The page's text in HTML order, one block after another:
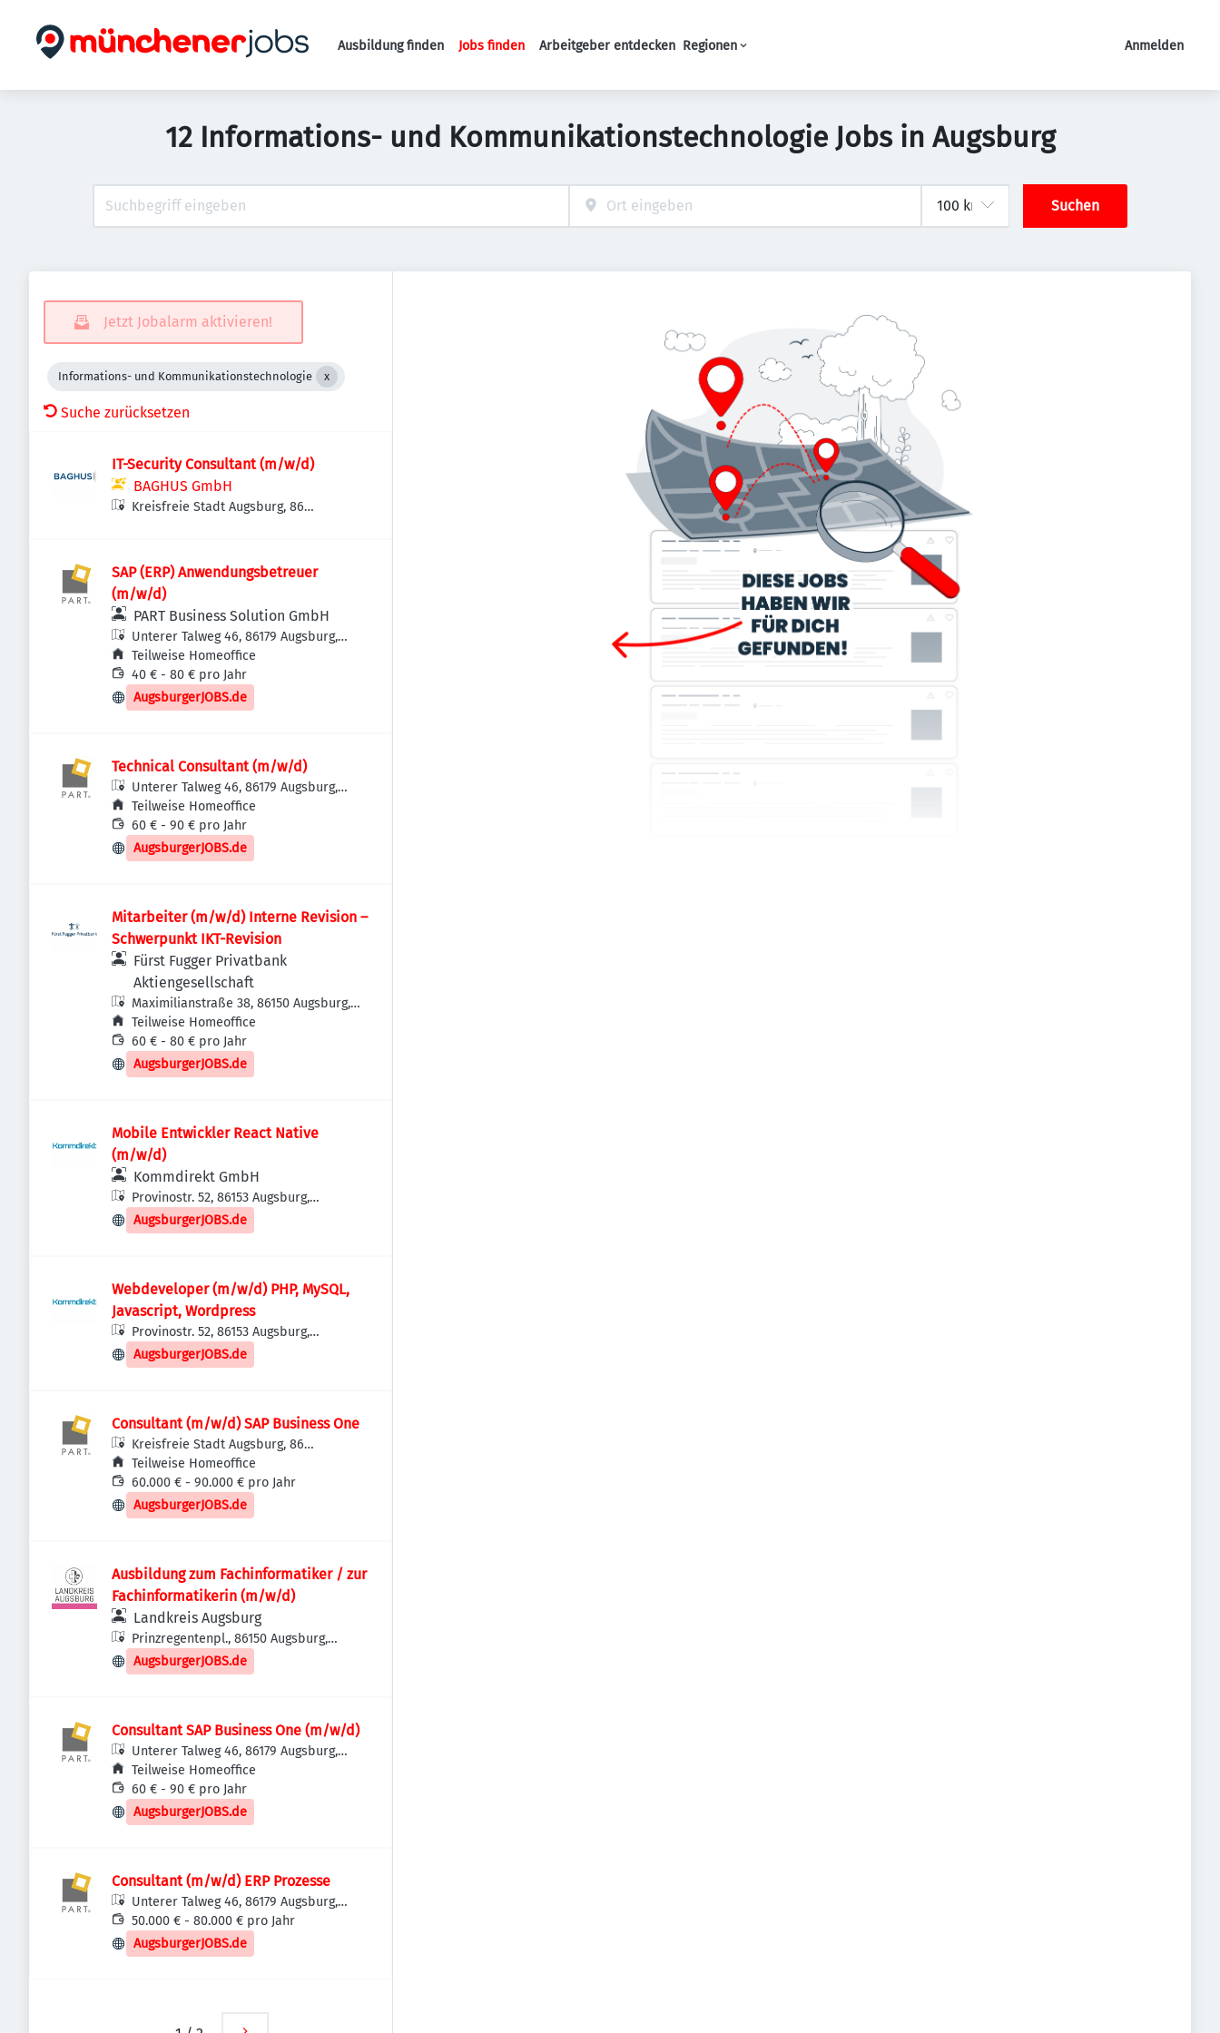
Haupt-Navigation
Ausbildung finden Jobs finden Arbeitgeber entdecken Regionen Anmelden
12 Informations- und Kommunikationstechnologie Jobs in Augsburg
Suchen
Jetzt Jobalarm aktivieren!
Informations- und Kommunikationstechnologie
Suche zurücksetzen
IT-Security Consultant (m/w/d)
BAGHUS GmbH
Kreisfreie Stadt Augsburg, 86
SAP (ERP) Anwendungsbetreuer
(m/w/d)
PART Business Solution GmbH
Unterer Talweg 46, 86179 Augsburg,
Deutschland
Teilweise Homeoffice
40 € - 80 € pro Jahr
AugsburgerJOBS.de
Technical Consultant (m/w/d)
Unterer Talweg 46, 86179 Augsburg,
Deutschland
Teilweise Homeoffice
60 € - 90 € pro Jahr
AugsburgerJOBS.de
Mitarbeiter (m/w/d) Interne Revision –
Schwerpunkt IKT-Revision
Fürst Fugger Privatbank
Aktiengesellschaft
Maximilianstraße 38, 86150 Augsburg,
Deutschland
Teilweise Homeoffice
60 € - 80 € pro Jahr
AugsburgerJOBS.de
Mobile Entwickler React Native
(m/w/d)
Kommdirekt GmbH
Provinostr. 52, 86153 Augsburg,
Deutschland
AugsburgerJOBS.de
Webdeveloper (m/w/d) PHP, MySQL,
Javascript, Wordpress
Provinostr. 52, 86153 Augsburg,
Deutschland
AugsburgerJOBS.de
Consultant (m/w/d) SAP Business One
Kreisfreie Stadt Augsburg, 86
Augsburg, Deutschland
Teilweise Homeoffice
60.000 € - 90.000 € pro Jahr
AugsburgerJOBS.de
Ausbildung zum Fachinformatiker / zur
Fachinformatikerin (m/w/d)
Landkreis Augsburg
Prinzregentenpl., 86150 Augsburg,
Deutschland
AugsburgerJOBS.de
Consultant SAP Business One (m/w/d)
Unterer Talweg 46, 86179 Augsburg,
Deutschland
Teilweise Homeoffice
60 € - 90 € pro Jahr
AugsburgerJOBS.de
Consultant (m/w/d) ERP Prozesse
Unterer Talweg 46, 86179 Augsburg,
Deutschland
50.000 € - 80.000 € pro Jahr
AugsburgerJOBS.de